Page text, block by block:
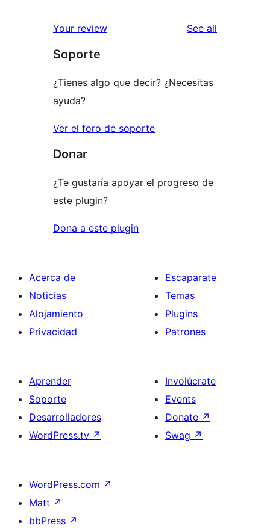
Your review See all
Soporte
¿Tienes algo que decir? ¿Necesitas
ayuda?
Ver el foro de soporte
Donar
¿Te gustaría apoyar el progreso de
este plugin?
Dona a este plugin
Acerca de
Noticias
Alojamiento
Privacidad
Escaparate
Temas
Plugins
Patrones
Aprender
Soporte
Desarrolladores
WordPress.tv ↗
Involúcrate
Events
Donate ↗
Swag ↗
WordPress.com ↗
Matt ↗
bbPress ↗